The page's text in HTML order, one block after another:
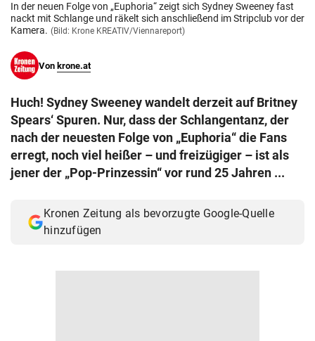
In der neuen Folge von „Euphoria“ zeigt sich Sydney Sweeney fast
nackt mit Schlange und räkelt sich anschließend im Stripclub vor der
Kamera. (Bild: Krone KREATIV/Viennareport)
Von krone.at
Huch! Sydney Sweeney wandelt derzeit auf Britney
Spears‘ Spuren. Nur, dass der Schlangentanz, der
nach der neuesten Folge von „Euphoria“ die Fans
erregt, noch viel heißer – und freizügiger – ist als
jener der „Pop-Prinzessin“ vor rund 25 Jahren ...
Kronen Zeitung als bevorzugte Google-Quelle
hinzufügen